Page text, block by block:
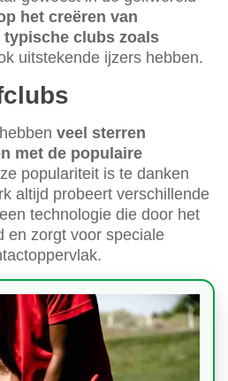
het creëren van
clubs zoals
uitstekende ijzers hebben.
veel sterren
met de populaire
populariteit is te danken
altijd probeert verschillende
technologie die door het
en zorgt voor speciale